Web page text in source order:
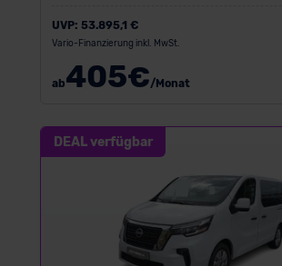
UVP: 53.895,1 €
Vario-Finanzierung inkl. MwSt.
ab405€/Monat
DEAL verfügbar